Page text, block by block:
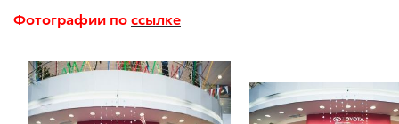
Фотографии поссылке